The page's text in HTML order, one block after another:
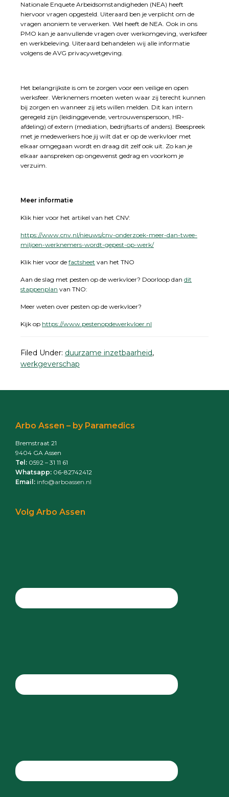
Nationale Enquete Arbeidsomstandigheden (NEA) heeft
hiervoor vragen opgesteld. Uiteraard ben je verplicht om de
vragen anoniem te verwerken. Wel heeft de NEA. Ook in ons
PMO kan je aanvullende vragen over werkomgeving, werksfeer
en werkbeleving. Uiteraard behandelen wij alle informatie
volgens de AVG privacywetgeving.
Het belangrijkste is om te zorgen voor een veilige en open
werksfeer. Werknemers moeten weten waar zij terecht kunnen
bij zorgen en wanneer zij iets willen melden. Dit kan intern
geregeld zijn (leidinggevende, vertrouwenspersoon, HR-
afdeling) of extern (mediation, bedrijfsarts of anders). Beespreek
met je medewerkers hoe jij wilt dat er op de werkvloer met
elkaar omgegaan wordt en draag dit zelf ook uit. Zo kan je
elkaar aanspreken op ongewenst gedrag en voorkom je
verzuim.
Meer informatie
Klik hier voor het artikel van het CNV:
https://www.cnv.nl/nieuws/cnv-onderzoek-meer-dan-twee-
miljoen-werknemers-wordt-gepest-op-werk/
Klik hier voor de factsheet van het TNO
Aan de slag met pesten op de werkvloer? Doorloop dan dit
stappenplan van TNO:
Meer weten over pesten op de werkvloer?
Kijk op https://www.pestenopdewerkvloer.nl
Filed Under: duurzame inzetbaarheid,
werkgeverschap
Footer
Arbo Assen – by Paramedics
Bremstraat 21
9404 GA Assen
Tel: 0592 – 31 11 61
Whatsapp: 06-82742412
Email: info@arboassen.nl
Volg Arbo Assen